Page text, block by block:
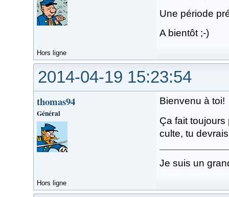
Une période
A bientôt ;-)
Hors ligne
2014-04-19 15:23:54
thomas94
Général
Bienvenu à toi!
Ça fait
culte, tu
Je suis un
Hors ligne